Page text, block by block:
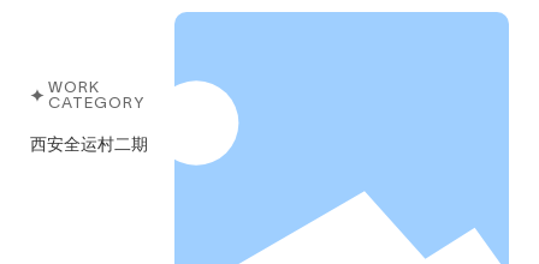
WORK
CATEGORY
西安全运村二期